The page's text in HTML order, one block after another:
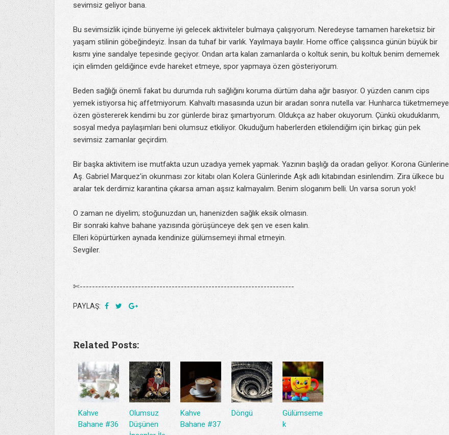
sevimsiz geliyor bana.
Bu sevimsizlik içinde bünyeme iyi gelecek aktiviteler bulmaya çalışıyorum. Neredeyse tamamen hareketsiz bir
yaşam stilinin göbeğindeyiz. İnsan da tuhaf bir varlık. Yayılmaya bayılır. Home office çalışsınca günün büyük bir
kısmı yine sandalye tepesinde geçiyor. Ondan arta kalan zamanlarda o koltuk senin, bu koltuk benim dememek
için elimden geldiğince evde hareket etmeye, spor yapmaya özen gösteriyorum.
Beden sağlığı önemli fakat bu durumda ruh sağlığını koruma dürtüm daha ağır basıyor. O yüzden canım cips
yemek istiyorsa hiç affetmiyorum. Kahvaltı masasında uzun bir aradan sonra nutella var. Hunharca tüketmemeye
özen göstererek kendimi bu zor günlerde biraz şımartıyorum. Oldukça az haber okuyorum. Çünkü okuduklarım,
sosyal medya paylaşımları beni olumsuz etkiliyor. Okuduğum haberlerden etkilendiğim için birkaç gün pek
sevimsiz zamanlar geçirdim.
Bir başka aktivitem ise mutfakta uzun uzadıya yemek yapmak. Yazının başlığı da oradan geliyor. Korona Günlerine
Aş. Gabriel Marquez'in okunması zor kitabı olan Kolera Günlerinde Aşk adlı kitabından esinlendim. Zira ülkece bu
aralar tek derdimiz karantina çıkarsa aman aşsız kalmayalım. Benim sloganım belli. Un varsa sorun yok!
O zaman ne diyelim; stoğunuzdan un, hanenizden sağlık eksik olmasın.
Bir sonraki kahve bahane yazısında görüşünceye dek şen ve esen kalın.
Elleri köpürtürken aynada kendinize gülümsemeyi ihmal etmeyin.
Sevgiler.
✄----------------------------------------------------------------------
PAYLAŞ:
Related Posts:
Kahve
Bahane #36
Olumsuz
Düşünen
Kahve
Bahane #37
Döngü
Gülümseme
k